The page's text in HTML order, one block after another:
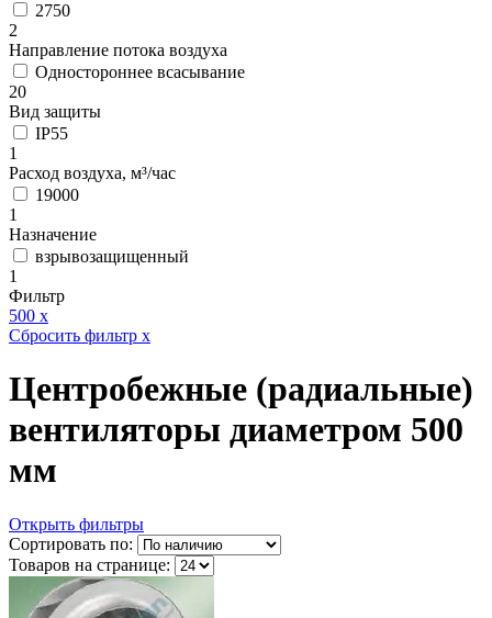
2750
2
Направление потока воздуха
Одностороннее всасывание
20
Вид защиты
IP55
1
Расход воздуха, м³/час
19000
1
Назначение
взрывозащищенный
1
Фильтр
500 x
Сбросить фильтр x
Центробежные (радиальные)
вентиляторы диаметром 500
мм
Открыть фильтры
Сортировать по:
Товаров на странице: